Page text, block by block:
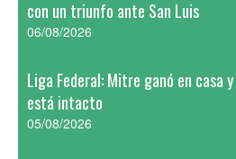
con un triunfo ante San Luis
06/08/2026
Liga Federal: Mitre ganó en casa
está intacto
05/08/2026